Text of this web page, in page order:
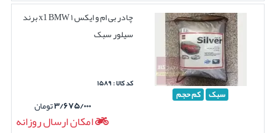
سبک کم حجم
چادر بی ام و ایکس ۱ x1 BMW برند
سیلور سبک
کد کالا : ۱۵۸۹
۳/۶۷۵/۰۰۰تومان
امکان ارسال روزانه